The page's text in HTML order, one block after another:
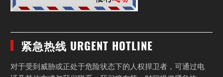
紧急热线 URGENT HOTLINE
对于受到威胁或正处于危险状态下的人权捍卫者，可通过电